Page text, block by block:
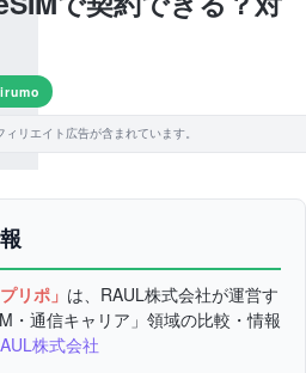
リエイト広告が含まれています。
リポ」 は、RAUL株式会社が運営す
・通信キャリア」領域の比較・情報
株式会社